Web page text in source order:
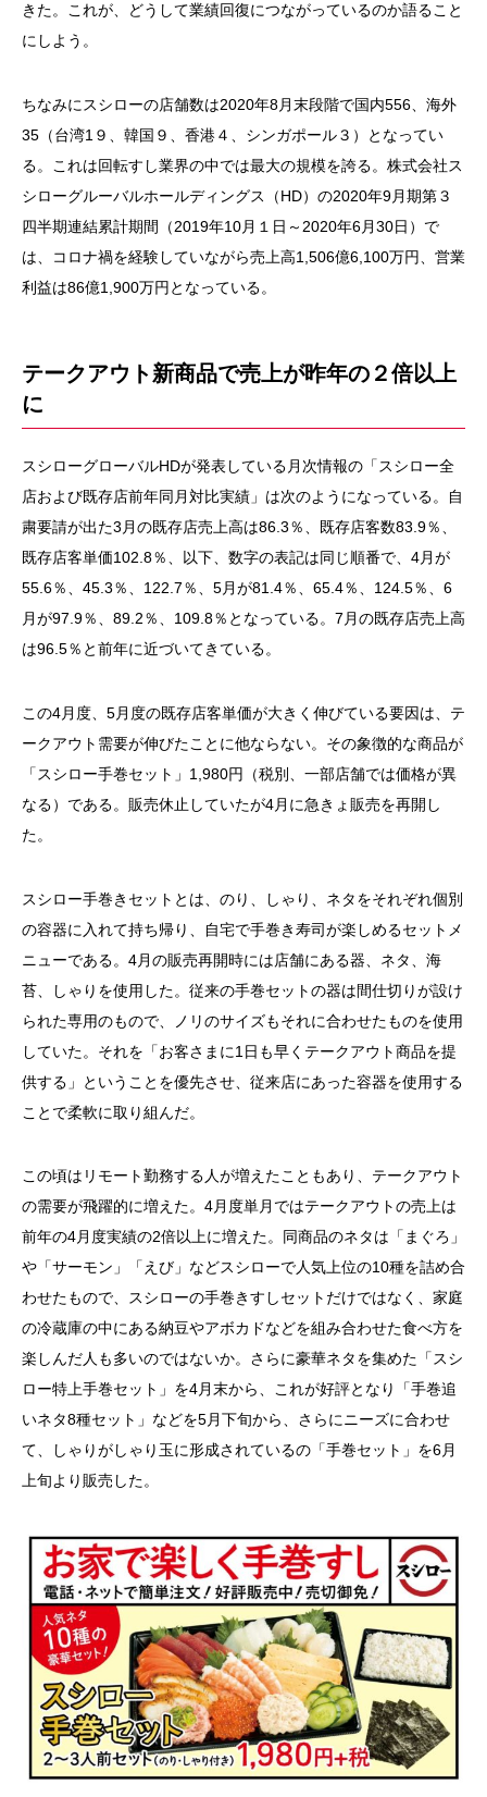
きた。これが、どうして業績回復につながっているのか語ること
にしよう。
ちなみにスシローの店舗数は2020年8月末段階で国内556 、海外
35 （台湾1 ９、韓国９、香港４、シンガポール３）となってい
る。これは回転すし業界の中では最大の規模を誇る。株式会社ス
シローグルーバルホールディングス（HD）の2020年9月期第３
四半期連結累計期間（2019年10月１日～ 2020年6月30日）で
は、コロナ禍を経験していながら売上高1 506億6 100万円、営業
利益は86億1,900万円となっている。
テークアウト新商品で売上が昨年の２倍以上
に
スシローグローバルHDが発表している月次情報の「スシロー全
店および既存店前年同月対比実績」は次のようになっている。自
粛要請が出た3 月の既存店売上高は86.3％、既存店客数83.9％、
既存店客単価102.8％、以下、数字の表記は同じ順番で、 4月が
55.6％、 45.3％、 122.7％、 5月が81.4％、 65.4％、 124.5％、 6
月が97.9％、 89.2％、 109.8％となっている。 7 月の既存店売上高
は96.5％と前年に近づいてきている。
この4月度、 5月度の既存店客単価が大きく伸びている要因は、テ
ークアウト需要が伸びたことに他ならない。その象徴的な商品が
「スシロー手巻セット」 1 980円（税別、一部店舗では価格が異
なる）である。販売休止していたが4月に急きょ販売を再開し
た。
スシロー手巻きセットとは、のり、しゃり、ネタをそれぞれ個別
の容器に入れて持ち帰り、自宅で手巻き寿司が楽しめるセットメ
ニューである。 4月の販売再開時には店舗にある器、ネタ、海
苔、しゃりを使用した。従来の手巻セットの器は間仕切りが設け
られた専用のもので、ノリのサイズもそれに合わせたものを使用
していた。それを「お客さまに1 日も早くテークアウト商品を提
供する」ということを優先させ、従来店にあった容器を使用する
ことで柔軟に取り組んだ。
この頃はリモート勤務する人が増えたこともあり、テークアウト
の需要が飛躍的に増えた。 4月度単月ではテークアウトの売上は
前年の4月度実績の2倍以上に増えた。同商品のネタは「まぐろ」
や「サーモン」「えび」などスシローで人気上位の10種を詰め合
わせたもので、スシローの手巻きすしセットだけではなく、家庭
の冷蔵庫の中にある納豆やアボカドなどを組み合わせた食べ方を
楽しんだ人も多いのではないか。さらに豪華ネタを集めた「スシ
ロー特上手巻セット」を4月末から、これが好評となり「手巻追
いネタ8種セット」などを5月下旬から、さらにニーズに合わせ
て、しゃりがしゃり玉に形成されているの「手巻セット」を6月
上旬より販売した。